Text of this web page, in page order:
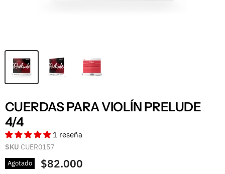
CUERDAS PARA VIOLÍN PRELUDE
4/4
1 reseña
SKU CUER0157
Agotado $82.000